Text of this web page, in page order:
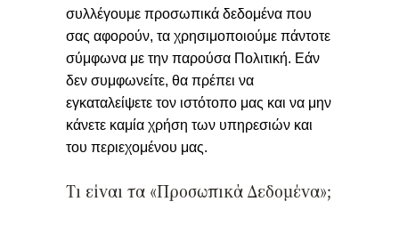
συλλέγουμε προσωπικά δεδομένα που
σας αφορούν, τα χρησιμοποιούμε πάντοτε
σύμφωνα με την παρούσα Πολιτική. Εάν
δεν συμφωνείτε, θα πρέπει να
εγκαταλείψετε τον ιστότοπο μας και να μην
κάνετε καμία χρήση των υπηρεσιών και
του περιεχομένου μας.
Τι είναι τα «Προσωπικά Δεδομένα»;